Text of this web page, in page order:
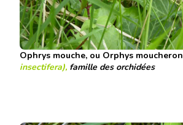
Ophrys mouche, ou Orphys moucheron
insectifera), famille des orchidées